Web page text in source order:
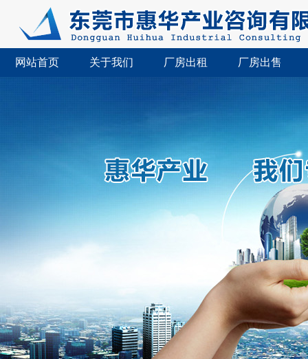
网站首页 关于我们 厂房出租 厂房出售